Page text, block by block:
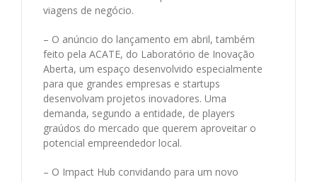
viagens de negócio.
– O anúncio do lançamento em abril, também
feito pela ACATE, do Laboratório de Inovação
Aberta, um espaço desenvolvido especialmente
para que grandes empresas e startups
desenvolvam projetos inovadores. Uma
demanda, segundo a entidade, de players
graúdos do mercado que querem aproveitar o
potencial empreendedor local.
– O Impact Hub convidando para um novo